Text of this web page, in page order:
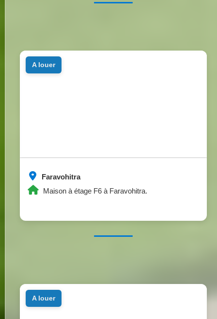
Faravohitra
Maison à étage F6 à Faravohitra.
a louer
a louer